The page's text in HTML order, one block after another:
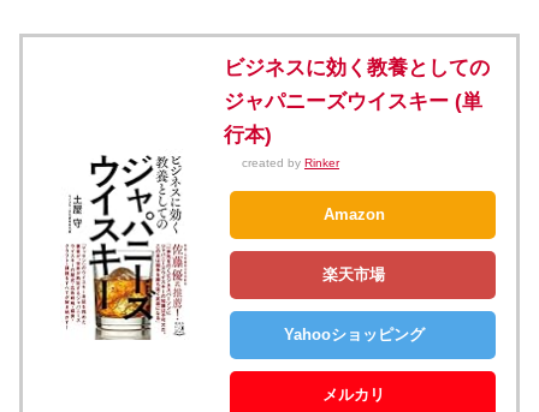
ビジネスに効く教養としての
ジャパニーズウイスキー (単
行本)
created by Rinker
Amazon
楽天市場
Yahooショッピング
メルカリ